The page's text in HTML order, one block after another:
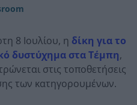
8 Ιουλίου, η δίκη για το
δυστύχημα στα Τέμπη,
στις τοποθετήσεις
των κατηγορουμένων.